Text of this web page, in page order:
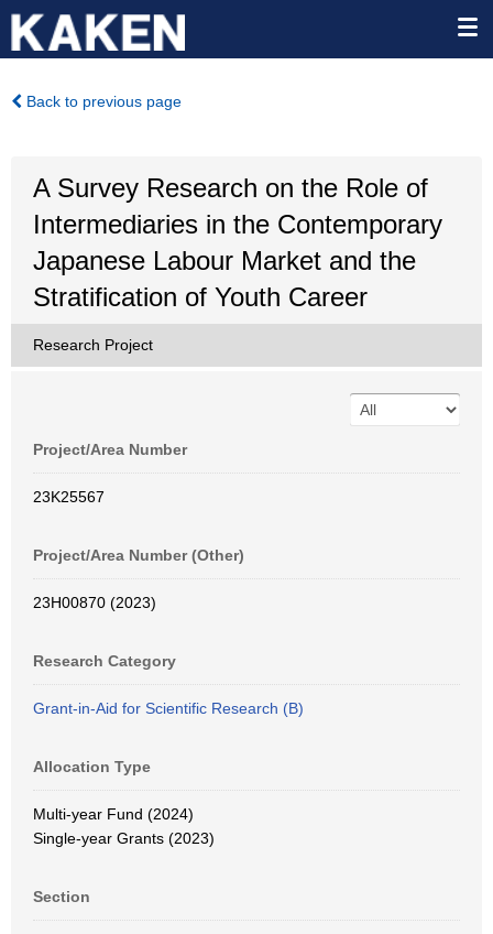
Back to previous page
A Survey Research on the Role of
Intermediaries in the Contemporary
Japanese Labour Market and the
Stratification of Youth Career
Research Project
Project/Area Number
23K25567
Project/Area Number (Other)
23H00870 (2023)
Research Category
Grant-in-Aid for Scientific Research (B)
Allocation Type
Multi-year Fund (2024)
Single-year Grants (2023)
Section